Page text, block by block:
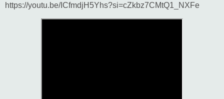
https://youtu.be/ICfmdjH5Yhs?si=cZkbz7CMtQ1_NXFe